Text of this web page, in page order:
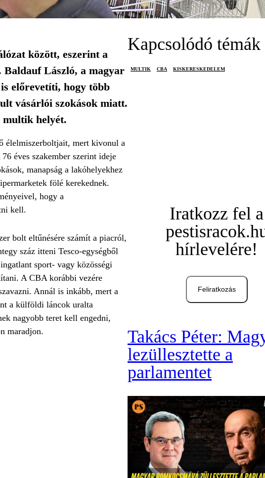
között, eszerint a
László, a magyar
előrevetíti, hogy több
vásárlói szokások miatt.
multik helyét.
élelmiszerboltjait, mert kivonul a
éves szakember szerint ideje
manapság a lakóhelyekhez
fölé kerekednek.
hogy a
kell.
bolt eltűnésére számít a piacról,
száz itteni Tesco-egységből
sport- vagy közösségi
A CBA korábbi vezére
Annál is inkább, mert a
a külföldi láncok uralta
nagyobb teret kell engedni,
maradjon.
Kapcsolódó témák
MULTIK CBA KISKERESKEDELEM
Iratkozz fel a
hírlevelére!
Feliratkozás
Takács Péter:
lezüllesztette a
parlamentet